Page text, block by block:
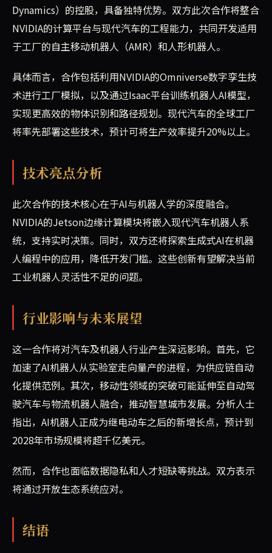
Dynamics）的控股，具备独特优势。双方此次合作将整合
NVIDIA的计算平台与现代汽车的工程能力，共同开发适用
于工厂的自主移动机器人（AMR）和人形机器人。
具体而言，合作包括利用NVIDIA的Omniverse数字孪生技
术进行工厂模拟，以及通过Isaac平台训练机器人AI模型，
实现更高效的物体识别和路径规划。现代汽车的全球工厂
将率先部署这些技术，预计可将生产效率提升20%以上。
技术亮点分析
此次合作的技术核心在于AI与机器人学的深度融合。
NVIDIA的Jetson边缘计算模块将嵌入现代汽车机器人系
统，支持实时决策。同时，双方还将探索生成式AI在机器
人编程中的应用，降低开发门槛。这些创新有望解决当前
工业机器人灵活性不足的问题。
行业影响与未来展望
这一合作将对汽车及机器人行业产生深远影响。首先，它
加速了AI机器人从实验室走向量产的进程，为供应链自动
化提供范例。其次，移动性领域的突破可能延伸至自动驾
驶汽车与物流机器人融合，推动智慧城市发展。分析人士
指出，AI机器人正成为继电动车之后的新增长点，预计到
2028年市场规模将超千亿美元。
然而，合作也面临数据隐私和人才短缺等挑战。双方表示
将通过开放生态系统应对。
结语